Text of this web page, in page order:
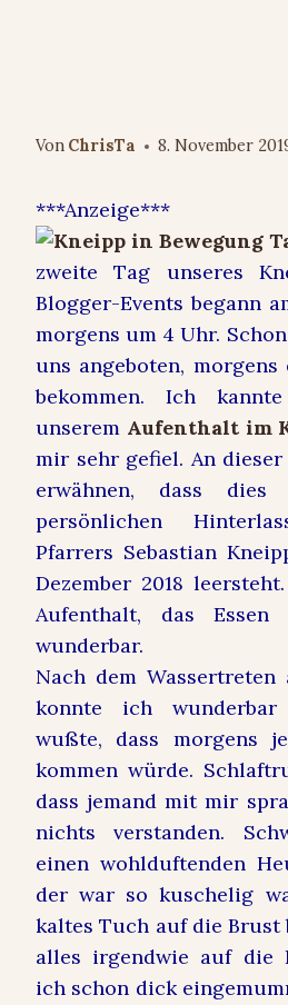
Von ChrisTa 8. November
***Anzeige***
zweite Tag unseres
Blogger-Events begann
morgens um 4 Uhr.
uns angeboten,
bekommen. Ich
unserem Aufenthalt im
mir sehr gefiel. An
erwähnen, dass
persönlichen
Pfarrers Sebastian
Dezember 2018
Aufenthalt, das
wunderbar.
Nach dem Wassertreten
konnte ich wunderbar
wußte, dass morgens
kommen würde.
dass jemand mit mir
nichts verstanden.
einen wohlduftenden
der war so kuschelig
kaltes Tuch auf die Brust
alles irgendwie auf die
ich schon dick